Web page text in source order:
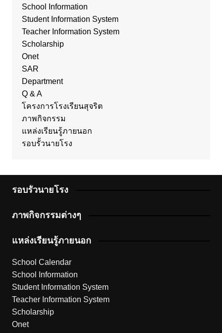
School Information
Student Information System
Teacher Information System
Scholarship
Onet
SAR
Department
Q & A
โครงการโรงเรียนสุจริต
ภาพกิจกรรม
แหล่งเรียนรู้ภายนอก
รอบรั้วนายโรง
รอบรั้วนายโรง
ภาพกิจกรรมต่างๆ
แหล่งเรียนรู้ภายนอก
School Calendar
School Information
Student Information System
Teacher Information System
Scholarship
Onet